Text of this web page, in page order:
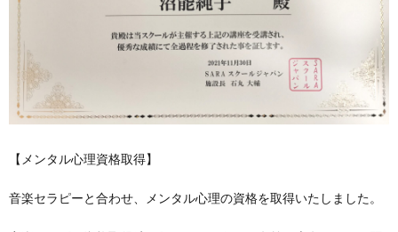
【メンタル心理資格取得】
音楽セラピーと合わせ、メンタル心理の資格を取得いたしました。